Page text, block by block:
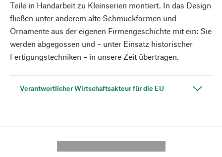
Teile in Handarbeit zu Kleinserien montiert. In das Design
fließen unter anderem alte Schmuckformen und
Ornamente aus der eigenen Firmengeschichte mit ein: Sie
werden abgegossen und – unter Einsatz historischer
Fertigungstechniken – in unsere Zeit übertragen.
Verantwortlicher Wirtschaftsakteur für die EU